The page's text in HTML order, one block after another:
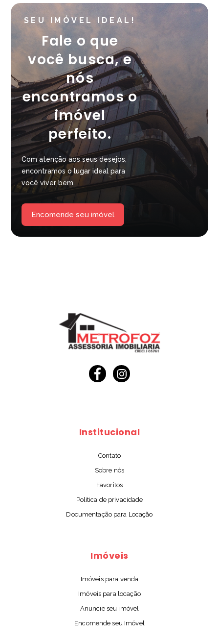
SEU IMÓVEL IDEAL!
Fale o que
você busca, e
nós
encontramos o
imóvel
perfeito.
Com atenção aos seus desejos,
encontramos o lugar ideal para
você viver bem.
Encomende seu imóvel
Institucional
Contato
Sobre nós
Favoritos
Politica de privacidade
Documentação para Locação
Imóveis
Imóveis para venda
Imóveis para locação
Anuncie seu imóvel
Encomende seu Imóvel